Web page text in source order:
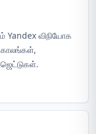
Yandex விநியோக
காலங்கள்,